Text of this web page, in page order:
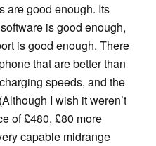
are good enough. Its
is good enough,
is good enough. There
that are better than
speeds, and the
I wish it weren’t
of £480, £80 more
capable midrange